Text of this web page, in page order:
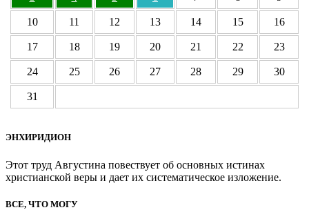
10 11 12 13 14 15 16
17 18 19 20 21 22 23
24 25 26 27 28 29 30
31
ЭНХИРИДИОН
Этот труд Августина повествует об основных истинах
христианской веры и дает их систематическое изложение.
ВСЕ, ЧТО МОГУ